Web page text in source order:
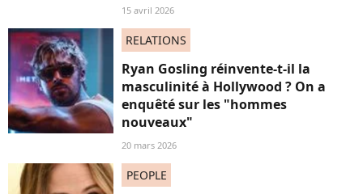
15 avril 2026
RELATIONS
Ryan Gosling réinvente-t-il la
masculinité à Hollywood ? On a
enquêté sur les "hommes
nouveaux"
20 mars 2026
PEOPLE